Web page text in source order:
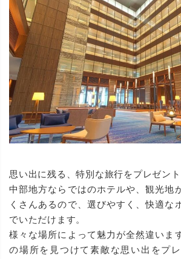
思い出に残る、特別な旅行をプレゼント
中部地方ならではのホテルや、観光地
くさんあるので、選びやすく、快適な
でいただけます。
様々な場所によって魅力が全然違いま
の場所を見つけて素敵な思い出をプ